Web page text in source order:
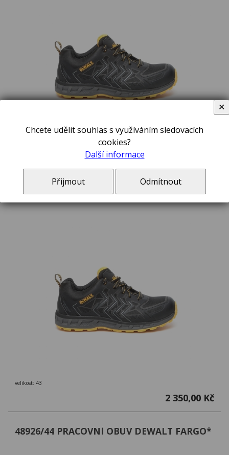
48926/43 PRACOVNÍ OBUV DEWALT FARGO*
velikost: 43
2 350,00 Kč
48926/44 PRACOVNÍ OBUV DEWALT FARGO*
Chcete udělit souhlas s využíváním sledovacích
cookies?
Další informace
Přijmout Odmítnout
✕